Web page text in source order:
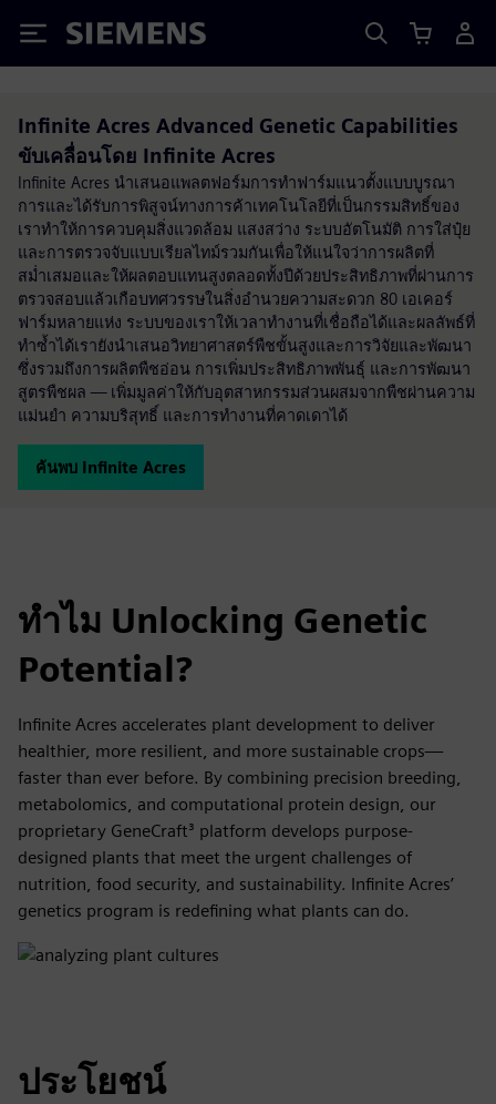
Siemens
Infinite Acres Advanced Genetic Capabilities
ขับเคลื่อนโดย Infinite Acres
Infinite Acres นำเสนอแพลตฟอร์มการทำฟาร์มแนวตั้งแบบบูรณา
การและได้รับการพิสูจน์ทางการค้าเทคโนโลยีที่เป็นกรรมสิทธิ์ของ
เราทำให้การควบคุมสิ่งแวดล้อม แสงสว่าง ระบบอัตโนมัติ การใส่ปุ๋ย
และการตรวจจับแบบเรียลไทม์รวมกันเพื่อให้แน่ใจว่าการผลิตที่
สม่ำเสมอและให้ผลตอบแทนสูงตลอดทั้งปีด้วยประสิทธิภาพที่ผ่านการ
ตรวจสอบแล้วเกือบทศวรรษในสิ่งอำนวยความสะดวก 80 เอเคอร์
ฟาร์มหลายแห่ง ระบบของเราให้เวลาทำงานที่เชื่อถือได้และผลลัพธ์ที่
ทำซ้ำได้เรายังนำเสนอวิทยาศาสตร์พืชขั้นสูงและการวิจัยและพัฒนา
ซึ่งรวมถึงการผลิตพืชอ่อน การเพิ่มประสิทธิภาพพันธุ์ และการพัฒนา
สูตรพืชผล — เพิ่มมูลค่าให้กับอุตสาหกรรมส่วนผสมจากพืชผ่านความ
แม่นยำ ความบริสุทธิ์ และการทำงานที่คาดเดาได้
ค้นพบ Infinite Acres
ทำไม Unlocking Genetic
Potential?
Infinite Acres accelerates plant development to deliver
healthier, more resilient, and more sustainable crops—
faster than ever before. By combining precision breeding,
metabolomics, and computational protein design, our
proprietary GeneCraft³ platform develops purpose-
designed plants that meet the urgent challenges of
nutrition, food security, and sustainability. Infinite Acres’
genetics program is redefining what plants can do.
ประโยชน์